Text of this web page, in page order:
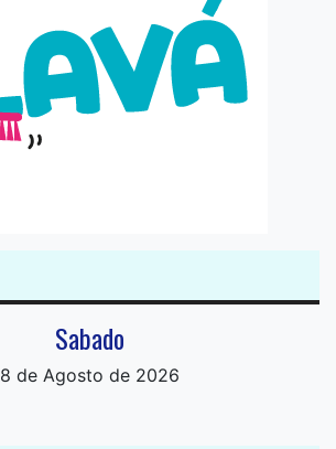
Sabado
8 de Agosto de 2026